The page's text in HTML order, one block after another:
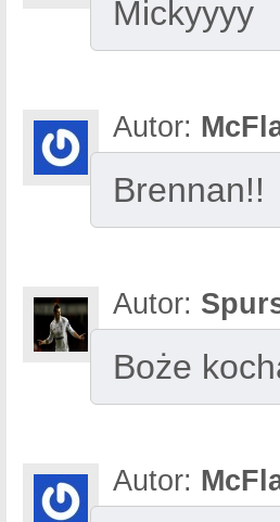
Mickyyyy
Autor:
Brennan!!
Autor:
Boże
Autor: